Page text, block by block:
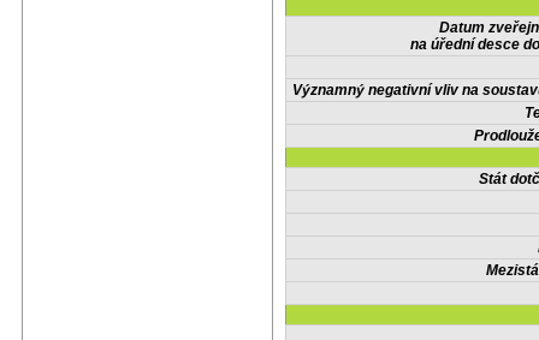
Datum
na úřední desce
Významný negativní vliv na
Stát